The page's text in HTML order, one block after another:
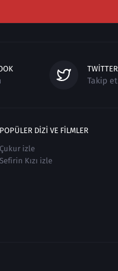
TWITTER
Takip et
POPÜLER DIZI VE FILMLER
Çukur izle
Sefirin Kızı izle